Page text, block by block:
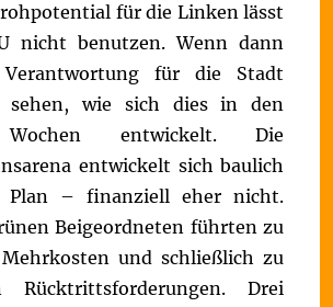
für die Linken lässt
nicht benutzen. Wenn dann
für die Stadt
sehen, wie sich dies in den
Wochen entwickelt.Die
entwickelt sich baulich
Plan – finanziell eher nicht.
Beigeordneten führten zu
und schließlich zu
Rücktrittsforderungen. Drei